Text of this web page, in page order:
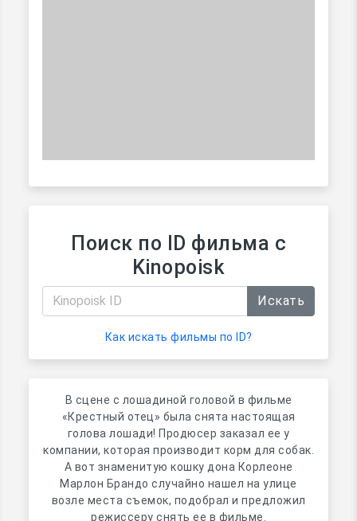
Поиск по ID фильма с
Kinopoisk
Искать
Как искать фильмы по ID?
В сцене с лошадиной головой в фильме
«Крестный отец» была снята настоящая
голова лошади! Продюсер заказал ее у
компании, которая производит корм для собак.
А вот знаменитую кошку дона Корлеоне
Марлон Брандо случайно нашел на улице
возле места съемок, подобрал и предложил
режиссеру снять ее в фильме.